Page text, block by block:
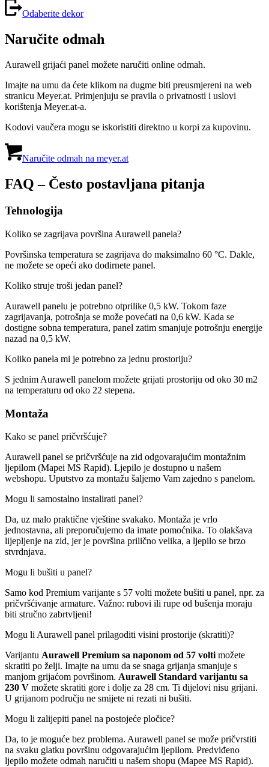
Odaberite dekor
Naručite odmah
Aurawell grijaći panel možete naručiti online odmah.
Imajte na umu da ćete klikom na dugme biti preusmjereni na web
stranicu Meyer.at. Primjenjuju se pravila o privatnosti i uslovi
korištenja Meyer.at-a.
Kodovi vaučera mogu se iskoristiti direktno u korpi za kupovinu.
Naručite odmah na meyer.at
FAQ – Često postavljana pitanja
Tehnologija
Koliko se zagrijava površina Aurawell panela?
Površinska temperatura se zagrijava do maksimalno 60 °C. Dakle,
ne možete se opeći ako dodirnete panel.
Koliko struje troši jedan panel?
Aurawell panelu je potrebno otprilike 0,5 kW. Tokom faze
zagrijavanja, potrošnja se može povećati na 0,6 kW. Kada se
dostigne sobna temperatura, panel zatim smanjuje potrošnju energije
nazad na 0,5 kW.
Koliko panela mi je potrebno za jednu prostoriju?
S jednim Aurawell panelom možete grijati prostoriju od oko 30 m2
na temperaturu od oko 22 stepena.
Montaža
Kako se panel pričvršćuje?
Aurawell panel se pričvršćuje na zid odgovarajućim montažnim
ljepilom (Mapei MS Rapid). Ljepilo je dostupno u našem
webshopu. Uputstvo za montažu šaljemo Vam zajedno s panelom.
Mogu li samostalno instalirati panel?
Da, uz malo praktične vještine svakako. Montaža je vrlo
jednostavna, ali preporučujemo da imate pomoćnika. To olakšava
lijepljenje na zid, jer je površina prilično velika, a ljepilo se brzo
stvrdnjava.
Mogu li bušiti u panel?
Samo kod Premium varijante s 57 volti možete bušiti u panel, npr. za
pričvršćivanje armature. Važno: rubovi ili rupe od bušenja moraju
biti stručno zabrtvljeni!
Mogu li Aurawell panel prilagoditi visini prostorije (skratiti)?
Varijantu Aurawell Premium sa naponom od 57 volti možete
skratiti po želji. Imajte na umu da se snaga grijanja smanjuje s
manjom grijaćom površinom. Aurawell Standard varijantu sa
230 V možete skratiti gore i dolje za 28 cm. Ti dijelovi nisu grijani.
U grijanom području ne smijete ni rezati ni bušiti.
Mogu li zalijepiti panel na postojeće pločice?
Da, to je moguće bez problema. Aurawell panel se može pričvrstiti
na svaku glatku površinu odgovarajućim ljepilom. Predviđeno
ljepilo možete odmah naručiti u našem shopu (Mapee MS Rapid).